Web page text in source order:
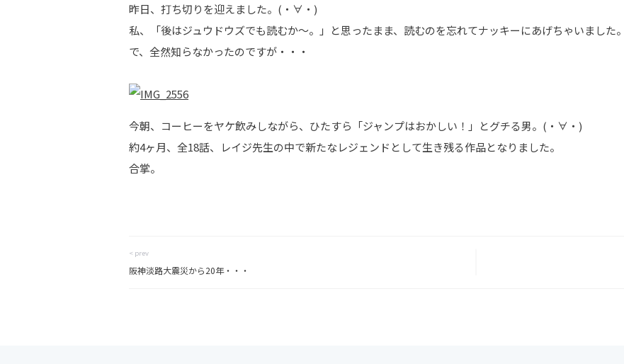
昨日、打ち切りを迎えました。(・∀・)
私、「後はジュウドウズでも読むか～。」と思ったまま、読むのを忘れてナッキーにあげちゃいました。
で、全然知らなかったのですが・・・
今朝、コーヒーをヤケ飲みしながら、ひたすら「ジャンプはおかしい！」とグチる男。(・∀・)
約4ヶ月、全18話、レイジ先生の中で新たなレジェンドとして生き残る作品となりました。
合掌。
< prev
阪神淡路大震災から20年・・・